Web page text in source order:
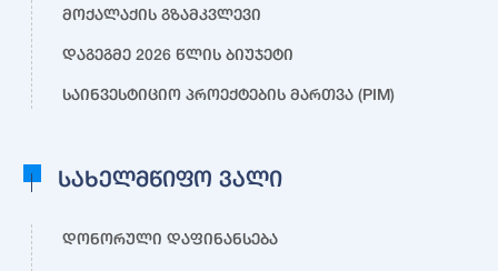
მოქალაქის გზამკვლევი
დაგეგმე 2026 წლის ბიუჯეტი
საინვესტიციო პროექტების მართვა (PIM)
სახელმწიფო ვალი
დონორული დაფინანსება